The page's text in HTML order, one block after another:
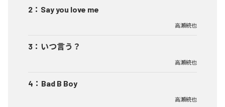
2 ： Say you love me
高瀬統也
3 ： いつ言う？
高瀬統也
4 ： Bad B Boy
高瀬統也